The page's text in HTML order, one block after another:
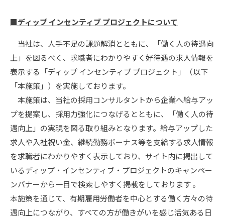
■ディップ インセンティブ プロジェクトについて
当社は、人手不足の課題解消とともに、「働く人の待遇向
上」を図るべく、求職者にわかりやすく好待遇の求人情報を
表示する「ディップ インセンティブ プロジェクト」（以下
「本施策」）を実施しております。
本施策は、当社の採用コンサルタントから企業へ給与アッ
プを提案し、採用力強化につなげるとともに、「働く人の待
遇向上」の実現を図る取り組みとなります。給与アップした
求人や入社祝い金、継続勤務ボーナス等を支給する求人情報
を求職者にわかりやすく表示しており、サイト内に掲出して
いるディップ・インセンティブ・プロジェクトのキャンペー
ンバナーから一目で検索しやすく掲載をしております 。
本施策を通じて、有期雇用労働者を中心とする働く方々の待
遇向上につながり、すべての方が働きがいを感じ活気ある日